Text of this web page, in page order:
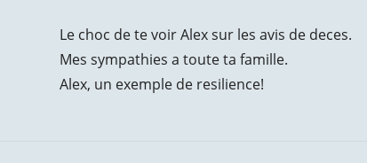
Le choc de te voir Alex sur les avis de deces.
Mes sympathies a toute ta famille.
Alex, un exemple de resilience!